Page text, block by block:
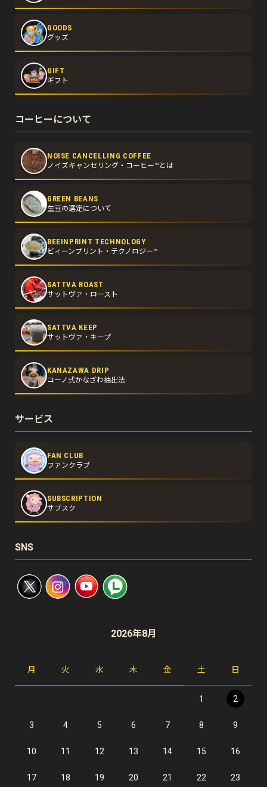
GOODS
グッズ
GIFT
ギフト
コーヒーについて
NOISE CANCELLING COFFEE
ノイズキャンセリング・コーヒー™とは
GREEN BEANS
生豆の選定について
BEEINPRINT TECHNOLOGY
ビィーンプリント・テクノロジー™
SATTVA ROAST
サットヴァ・ロースト
SATTVA KEEP
サットヴァ・キープ
KANAZAWA DRIP
コーノ式かなざわ抽出法
サービス
FAN CLUB
ファンクラブ
SUBSCRIPTION
サブスク
SNS
2026年8月
月 火 水 木 金 土 日
1 2
3 4 5 6 7 8 9
10 11 12 13 14 15 16
17 18 19 20 21 22 23